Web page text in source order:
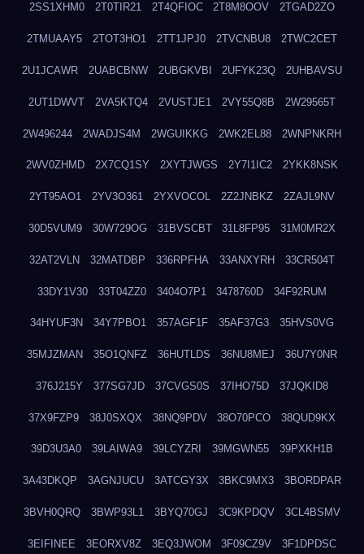
2SS1XHM0 2T0TIR21 2T4QFIOC 2T8M8OOV 2TGAD2ZO
2TMUAAY5 2TOT3HO1 2TT1JPJ0 2TVCNBU8 2TWC2CET
2U1JCAWR 2UABCBNW 2UBGKVBI 2UFYK23Q 2UHBAVSU
2UT1DWVT 2VA5KTQ4 2VUSTJE1 2VY55Q8B 2W29565T
2W496244 2WADJS4M 2WGUIKKG 2WK2EL88 2WNPNKRH
2WV0ZHMD 2X7CQ1SY 2XYTJWGS 2Y7I1IC2 2YKK8NSK
2YT95AO1 2YV3O361 2YXVOCOL 2Z2JNBKZ 2ZAJL9NV
30D5VUM9 30W729OG 31BVSCBT 31L8FP95 31M0MR2X
32AT2VLN 32MATDBP 336RPFHA 33ANXYRH 33CR504T
33DY1V30 33T04ZZ0 3404O7P1 3478760D 34F92RUM
34HYUF3N 34Y7PBO1 357AGF1F 35AF37G3 35HVS0VG
35MJZMAN 35O1QNFZ 36HUTLDS 36NU8MEJ 36U7Y0NR
376J215Y 377SG7JD 37CVGS0S 37IHO75D 37JQKID8
37X9FZP9 38J0SXQX 38NQ9PDV 38O70PCO 38QUD9KX
39D3U3A0 39LAIWA9 39LCYZRI 39MGWN55 39PXKH1B
3A43DKQP 3AGNJUCU 3ATCGY3X 3BKC9MX3 3BORDPAR
3BVH0QRQ 3BWP93L1 3BYQ70GJ 3C9KPDQV 3CL4BSMV
3EIFINEE 3EORXV8Z 3EQ3JWOM 3F09CZ9V 3F1DPDSC